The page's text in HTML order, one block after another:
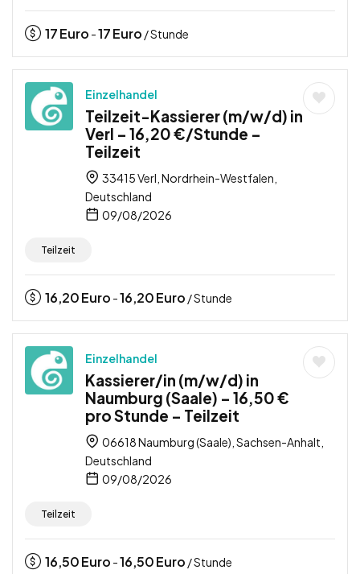
17Euro -17Euro / Stunde
Einzelhandel
Teilzeit-Kassierer (m/w/d) in
Verl – 16,20 €/Stunde –
Teilzeit
33415 Verl, Nordrhein-Westfalen,
Deutschland
09/08/2026
Teilzeit
16,20Euro -16,20Euro / Stunde
Einzelhandel
Kassierer/in (m/w/d) in
Naumburg (Saale) – 16,50 €
pro Stunde – Teilzeit
06618 Naumburg (Saale), Sachsen-Anhalt,
Deutschland
09/08/2026
Teilzeit
16,50Euro -16,50Euro / Stunde